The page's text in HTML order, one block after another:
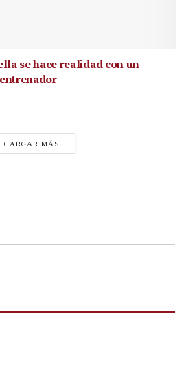
se hace realidad con un
CARGAR MÁS